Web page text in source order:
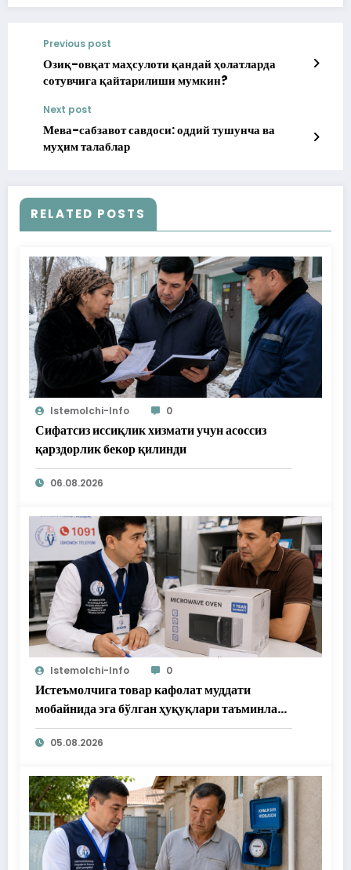
Previous post
Озиқ-овқат маҳсулоти қандай ҳолатларда
сотувчига қайтарилиши мумкин?
Next post
Мева-сабзавот савдоси: оддий тушунча ва
муҳим талаблар
RELATED POSTS
Istemolchi-Info 0
Сифатсиз иссиқлик хизмати учун асоссиз
қарздорлик бекор қилинди
06.08.2026
Istemolchi-Info 0
Истеъмолчига товар кафолат муддати
мобайнида эга бўлган ҳуқуқлари таъминлаб
берилди
05.08.2026